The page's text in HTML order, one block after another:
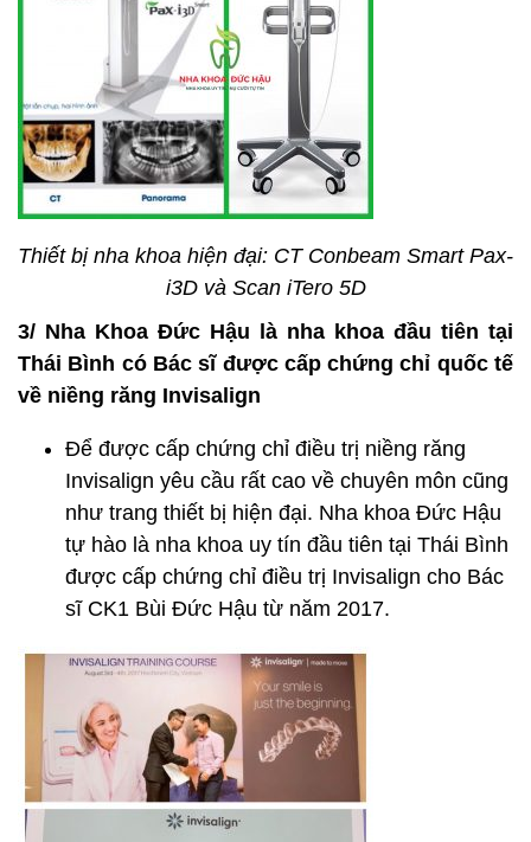
Thiết bị nha khoa hiện đại: CT Conbeam Smart Pax-
i3D và Scan iTero 5D
3/ Nha Khoa Đức Hậu là nha khoa đầu tiên tại
Thái Bình có Bác sĩ được cấp chứng chỉ quốc tế
về niềng răng Invisalign
Để được cấp chứng chỉ điều trị niềng răng
Invisalign yêu cầu rất cao về chuyên môn cũng
như trang thiết bị hiện đại. Nha khoa Đức Hậu
tự hào là nha khoa uy tín đầu tiên tại Thái Bình
được cấp chứng chỉ điều trị Invisalign cho Bác
sĩ CK1 Bùi Đức Hậu từ năm 2017.